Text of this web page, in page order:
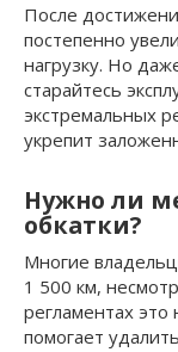
После
постепенно
нагрузку. Но
старайтесь
экстремальных
укрепит
Нужно ли
обкатки?
Многие
1 500 км,
регламентах это
помогает